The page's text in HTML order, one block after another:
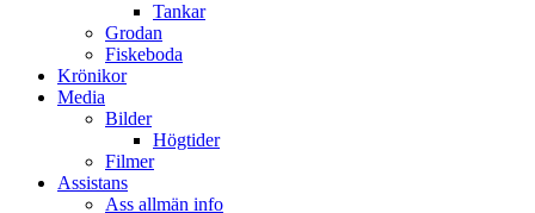
Tankar
Grodan
Fiskeboda
Krönikor
Media
Bilder
Högtider
Filmer
Assistans
Ass allmän info